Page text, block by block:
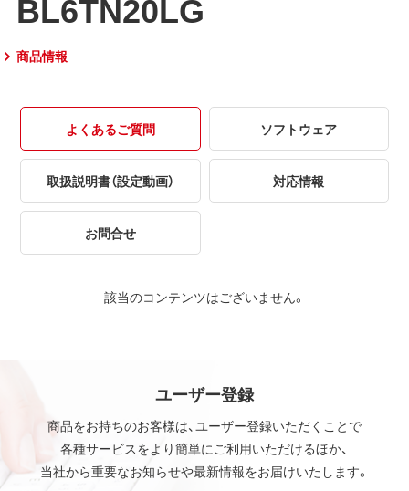
商品情報
よくあるご質問 ソフトウェア
取扱説明書（設定動画） 対応情報
お問合せ
該当のコンテンツはございません。
ユーザー登録
商品をお持ちのお客様は、ユーザー登録いただくことで
各種サービスをより簡単にご利用いただけるほか、
当社から重要なお知らせや最新情報をお届けいたします。